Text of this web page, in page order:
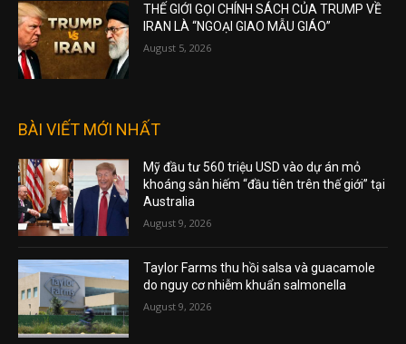
THẾ GIỚI GỌI CHÍNH SÁCH CỦA TRUMP VỀ
IRAN LÀ “NGOẠI GIAO MẪU GIÁO”
August 5, 2026
BÀI VIẾT MỚI NHẤT
Mỹ đầu tư 560 triệu USD vào dự án mỏ
khoáng sản hiếm “đầu tiên trên thế giới” tại
Australia
August 9, 2026
Taylor Farms thu hồi salsa và guacamole
do nguy cơ nhiễm khuẩn salmonella
August 9, 2026